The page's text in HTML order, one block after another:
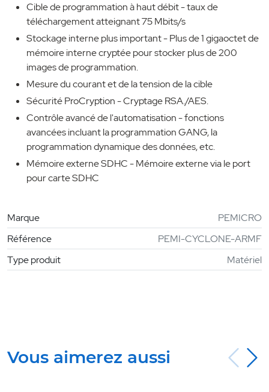
Cible de programmation à haut débit - taux de
téléchargement atteignant 75 Mbits/s
Stockage interne plus important - Plus de 1 gigaoctet de
mémoire interne cryptée pour stocker plus de 200
images de programmation.
Mesure du courant et de la tension de la cible
Sécurité ProCryption - Cryptage RSA./AES.
Contrôle avancé de l'automatisation - fonctions
avancées incluant la programmation GANG, la
programmation dynamique des données, etc.
Mémoire externe SDHC - Mémoire externe via le port
pour carte SDHC
Marque
PEMICRO
Référence
PEMI-CYCLONE-ARMF
Type produit
Matériel
Vous aimerez aussi